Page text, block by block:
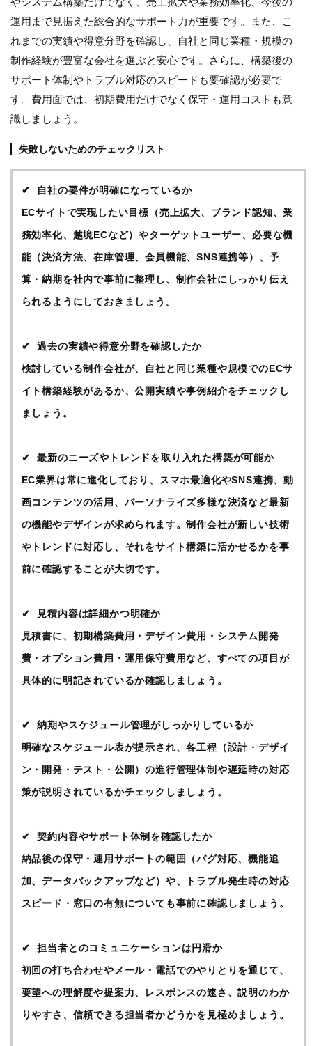
運用まで見据えた総合的なサポート力が重要です。また、こ
れまでの実績や得意分野を確認し、自社と同じ業種・規模の
制作経験が豊富な会社を選ぶと安心です。さらに、構築後の
サポート体制やトラブル対応のスピードも要確認が必要で
す。費用面では、初期費用だけでなく保守・運用コストも意
識しましょう。
失敗しないためのチェックリスト
自社の要件が明確になっているか
ECサイトで実現したい目標（売上拡大、ブランド認知、業
務効率化、越境ECなど）やターゲットユーザー、必要な機
能（決済方法、在庫管理、会員機能、SNS連携等）、予
算・納期を社内で事前に整理し、制作会社にしっかり伝え
られるようにしておきましょう。
過去の実績や得意分野を確認したか
検討している制作会社が、自社と同じ業種や規模でのECサ
イト構築経験があるか、公開実績や事例紹介をチェックし
ましょう。
最新のニーズやトレンドを取り入れた構築が可能か
EC業界は常に進化しており、スマホ最適化やSNS連携、動
画コンテンツの活用、パーソナライズ多様な決済など最新
の機能やデザインが求められます。制作会社が新しい技術
やトレンドに対応し、それをサイト構築に活かせるかを事
前に確認することが大切です。
見積内容は詳細かつ明確か
見積書に、初期構築費用・デザイン費用・システム開発
費・オプション費用・運用保守費用など、すべての項目が
具体的に明記されているか確認しましょう。
納期やスケジュール管理がしっかりしているか
明確なスケジュール表が提示され、各工程（設計・デザイ
ン・開発・テスト・公開）の進行管理体制や遅延時の対応
策が説明されているかチェックしましょう。
契約内容やサポート体制を確認したか
納品後の保守・運用サポートの範囲（バグ対応、機能追
加、データバックアップなど）や、トラブル発生時の対応
スピード・窓口の有無についても事前に確認しましょう。
担当者とのコミュニケーションは円滑か
初回の打ち合わせやメール・電話でのやりとりを通じて、
要望への理解度や提案力、レスポンスの速さ、説明のわか
りやすさ、信頼できる担当者かどうかを見極めましょう。